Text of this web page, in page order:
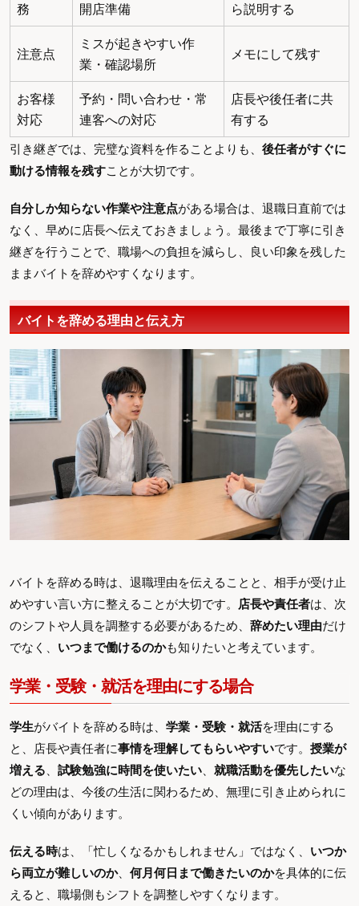
務
開店準備
ら説明する
注意点
ミスが起きやすい作
業・確認場所
メモにして残す
お客様
対応
予約・問い合わせ・常
連客への対応
店長や後任者に共
有する
引き継ぎでは、完璧な資料を作ることよりも、 後任者がすぐに
動ける情報を残すことが大切です。
自分しか知らない作業や注意点がある場合は、退職日直前では
なく、早めに店長へ伝えておきましょう。最後まで丁寧に引き
継ぎを行うことで、職場への負担を減らし、良い印象を残した
ままバイトを辞めやすくなります。
バイトを辞める理由と伝え方
バイトを辞める時は、退職理由を伝えることと、相手が受け止
めやすい言い方に整えることが大切です。
店長や責任者は、次
のシフトや人員を調整する必要があるため、 辞めたい理由だけ
でなく、 いつまで働けるのかも知りたいと考えています。
学業・受験・就活を理由にする場合
学生がバイトを辞める時は、 学業・受験・就活を理由にする
と、店長や責任者に事情を理解してもらいやすいです。 授業が
増える
試験勉強に時間を使いたい、 就職活動を優先したいな
どの理由は、今後の生活に関わるため、無理に引き止められに
くい傾向があります。
伝える時は、「忙しくなるかもしれません」ではなく、 いつか
ら両立が難しいのか、 何月何日まで働きたいのかを具体的に伝
えると、職場側もシフトを調整しやすくなります。